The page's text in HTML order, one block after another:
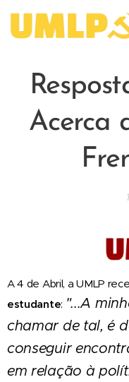
Acerca
A 4 de Abril, a UMLP
estudante: "...A
chamar de tal, é
conseguir
em relação à